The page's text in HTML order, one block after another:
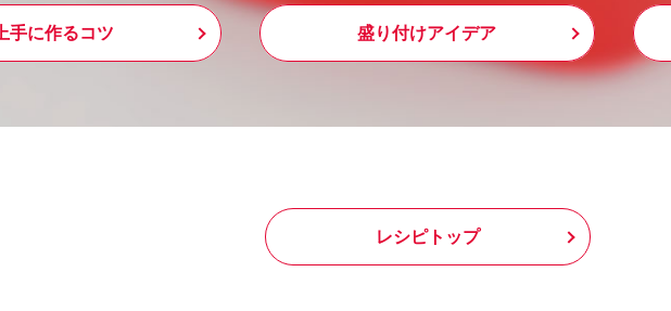
上手に作るコツ 盛り付けアイデア
レシピトップ